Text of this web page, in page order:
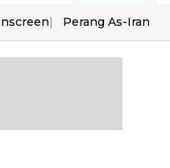
Perang As-Iran